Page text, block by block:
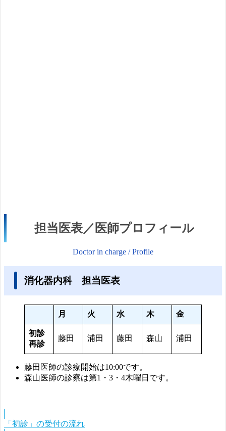
担当医表／医師プロフィール
Doctor in charge / Profile
消化器内科 担当医表
月 火 水 木 金
初診
再診
藤田 浦田 藤田 森山 浦田
藤田医師の診療開始は10:00です。
森山医師の診察は第1・3・4木曜日です。
「初診」の受付の流れ